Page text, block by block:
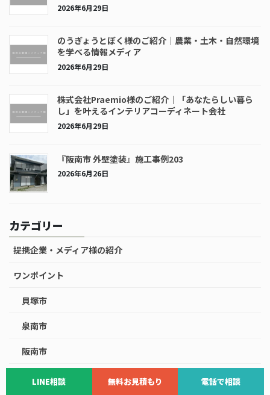
2026年6月29日
のうぎょうとぼく様のご紹介｜農業・土木・自然環境
を学べる情報メディア
2026年6月29日
株式会社Praemio様のご紹介｜「あなたらしい暮ら
し」を叶えるインテリアコーディネート会社
2026年6月29日
『阪南市 外壁塗装』施工事例203
2026年6月26日
カテゴリー
提携企業・メディア様の紹介
ワンポイント
貝塚市
泉南市
阪南市
泉南郡熊取町
LINE相談 無料お見積もり 電話で相談